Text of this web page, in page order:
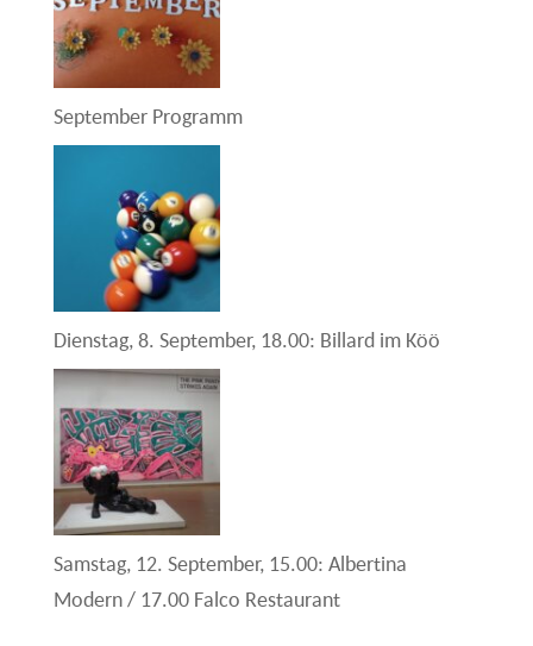
September Programm
Dienstag, 8. September, 18.00: Billard im Köö
Samstag, 12. September, 15.00: Albertina
Modern / 17.00 Falco Restaurant